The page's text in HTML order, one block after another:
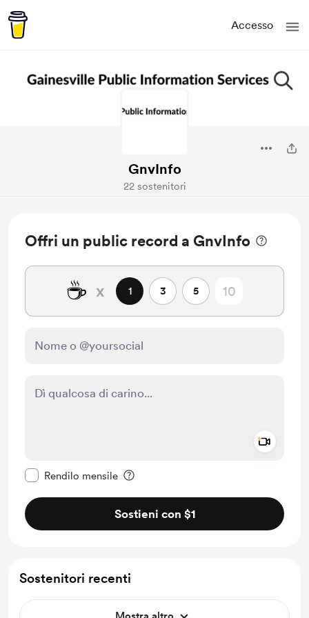
Accesso
GnvInfo
22 sostenitori
Offri un public record a GnvInfo
☕ x 1 3 5
Rendilo mensile
Sostieni con $1
Sostenitori recenti